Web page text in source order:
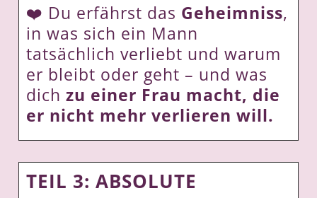
❤️ Du erfährst das Geheimniss,
in was sich ein Mann
tatsächlich verliebt und warum
er bleibt oder geht – und was
dichzu einer Frau macht, die
er nicht mehr verlieren will.
TEIL 3: ABSOLUTE